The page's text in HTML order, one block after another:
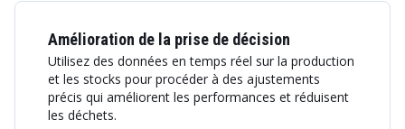
Amélioration de la prise de décision
Utilisez des données en temps réel sur la production
et les stocks pour procéder à des ajustements
précis qui améliorent les performances et réduisent
les déchets.